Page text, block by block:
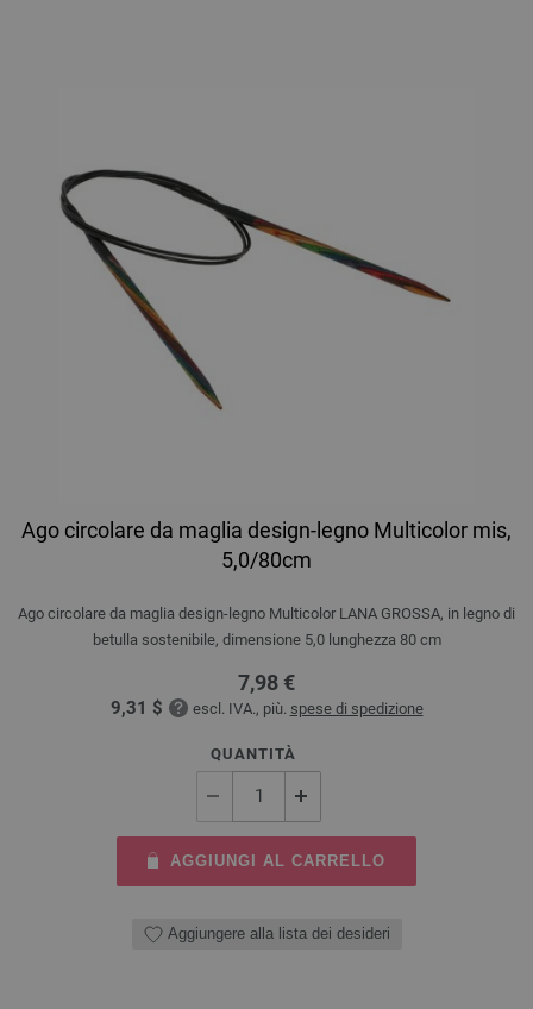
Ago circolare da maglia design-legno Multicolor mis,
5,0/80cm
Ago circolare da maglia design-legno Multicolor LANA GROSSA, in legno di
betulla sostenibile, dimensione 5,0 lunghezza 80 cm
7,98 €
9,31 $ escl. IVA., più. spese di spedizione
QUANTITÀ
AGGIUNGI AL CARRELLO
Aggiungere alla lista dei desideri